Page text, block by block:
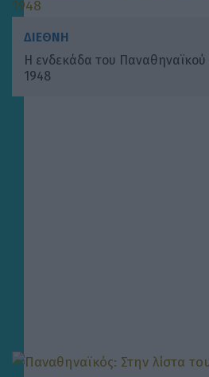
ΔΙΕΘΝΗ
Η ενδεκάδα του
1948